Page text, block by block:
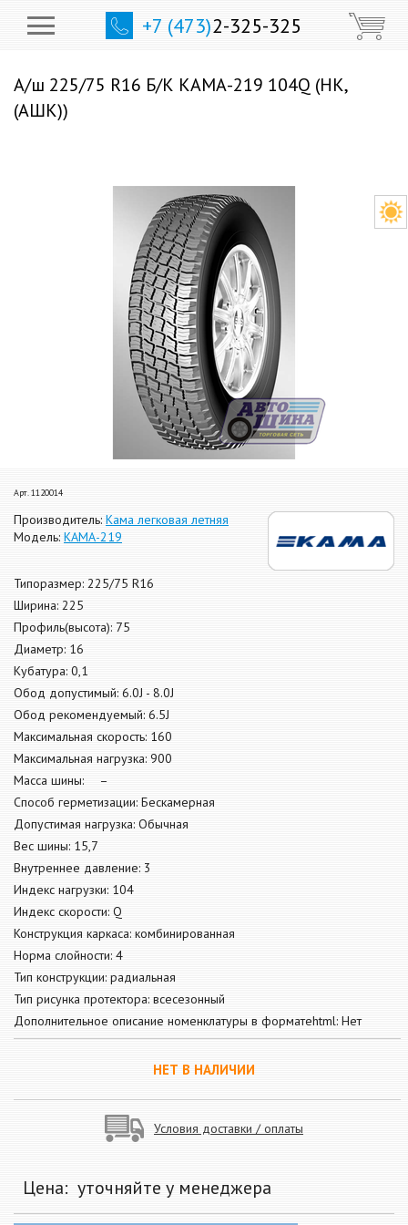
+7 (473)2-325-325
А/ш 225/75 R16 Б/К КАМА-219 104Q (НК,
(АШК))
Арт. 1120014
Производитель: Кама легковая летняя
Модель: КАМА-219
Типоразмер: 225/75 R16
Ширина: 225
Профиль(высота): 75
Диаметр: 16
Кубатура: 0,1
Обод допустимый: 6.0J - 8.0J
Обод рекомендуемый: 6.5J
Максимальная скорость: 160
Максимальная нагрузка: 900
Масса шины: –
Способ герметизации: Бескамерная
Допустимая нагрузка: Обычная
Вес шины: 15,7
Внутреннее давление: 3
Индекс нагрузки: 104
Индекс скорости: Q
Конструкция каркаса: комбинированная
Норма слойности: 4
Тип конструкции: радиальная
Тип рисунка протектора: всесезонный
Дополнительное описание номенклатуры в форматеhtml: Нет
НЕТ В НАЛИЧИИ
Условия доставки / оплаты
Цена: уточняйте у менеджера